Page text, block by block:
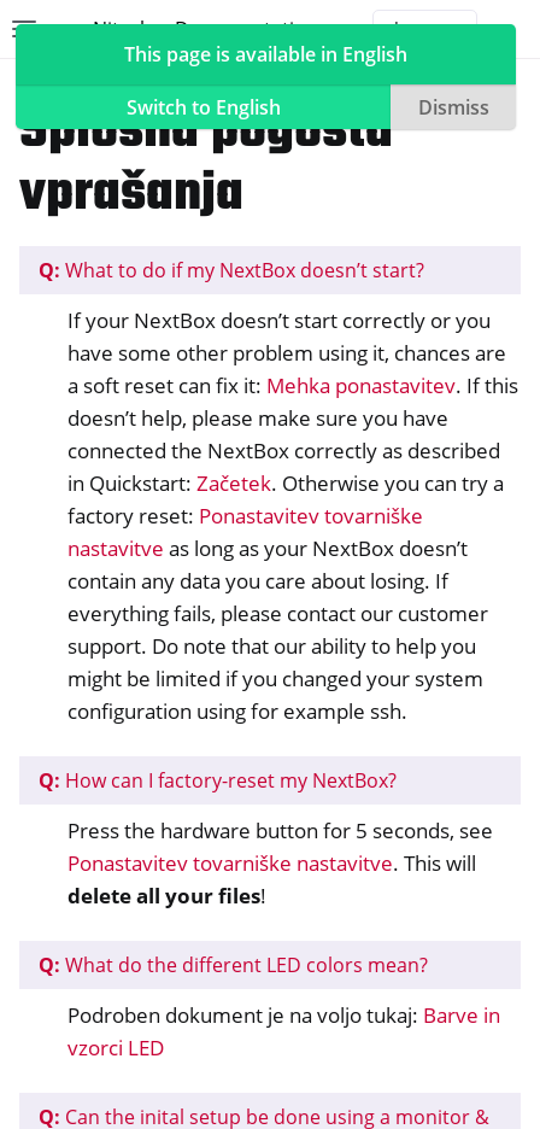
Nitrokey Documentation
navigation of NitroPad, NitroPC
navigation of NextBox
navigation of Sinhronizacija namiznih in mobilnih naprav
navigation of Upravljanje oddaljenega dostopa
navigation of Tehnična dokumentacija
navigation of NextBox Pogosta vprašanja in odgovori
navigation of NetHSM
navigation of NitroWall
navigation of NitroWall NW750
NextBox Pogosta vprašanja in odgovori
Splošna pogosta
vprašanja
Q: What to do if my NextBox doesn’t start?
If your NextBox doesn’t start correctly or you
have some other problem using it, chances are
a soft reset can fix it: Mehka ponastavitev. If this
doesn’t help, please make sure you have
connected the NextBox correctly as described
in Quickstart: Začetek. Otherwise you can try a
factory reset: Ponastavitev tovarniške
nastavitve as long as your NextBox doesn’t
contain any data you care about losing. If
everything fails, please contact our customer
support. Do note that our ability to help you
might be limited if you changed your system
configuration using for example ssh.
Q: How can I factory-reset my NextBox?
Press the hardware button for 5 seconds, see
Ponastavitev tovarniške nastavitve. This will
delete all your files!
Q: What do the different LED colors mean?
Podroben dokument je na voljo tukaj: Barve in
vzorci LED
Q: Can the inital setup be done using a monitor &
This page is available in English
Switch to English
Dismiss